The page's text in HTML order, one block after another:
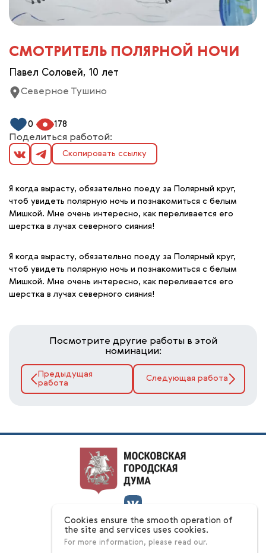
СМОТРИТЕЛЬ ПОЛЯРНОЙ НОЧИ
Павел Соловей, 10 лет
Северное Тушино
0 178
Поделиться работой:
Скопировать ссылку
Я когда вырасту, обязательно поеду за Полярный круг,
чтоб увидеть полярную ночь и познакомиться с белым
Мишкой. Мне очень интересно, как переливается его
шерстка в лучах северного сияния!
Я когда вырасту, обязательно поеду за Полярный круг,
чтоб увидеть полярную ночь и познакомиться с белым
Мишкой. Мне очень интересно, как переливается его
шерстка в лучах северного сияния!
Посмотрите другие работы в этой
номинации:
Предыдущая
работа
Следующая работа
О конкурсе
Номинации
Ответы на вопросы
Cookies ensure the smooth operation of
the site and services uses cookies.
For more information, please read our.